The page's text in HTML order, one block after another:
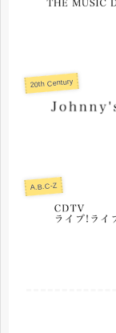
20th Century
A.B.C-Z